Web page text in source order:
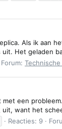
Als ik aan
Het geladen
Forum:
een
uit, want het
Reacties: 9